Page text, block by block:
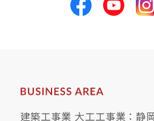
建築工事業 大工工事業：静